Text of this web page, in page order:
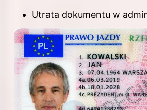
Utrata dokumentu w